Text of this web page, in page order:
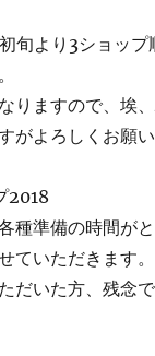
旬より3ショッ
りますので、埃
がよろしくお願い
2018
種準備の時間が
ていただきます。
だいた方、残念